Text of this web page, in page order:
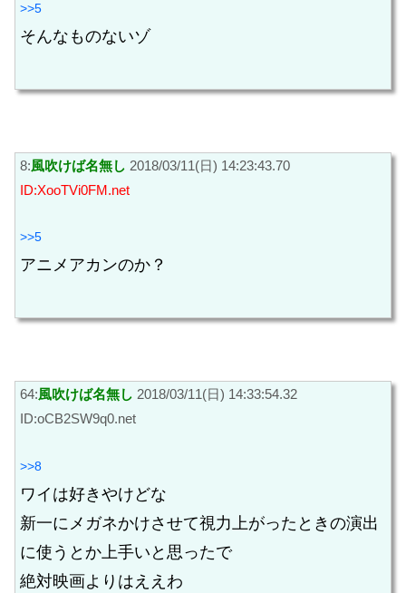
>>5
そんなものないゾ
8:風吹けば名無し 2018/03/11(日) 14:23:43.70
ID:XooTVi0FM.net
>>5
アニメアカンのか？
64:風吹けば名無し 2018/03/11(日) 14:33:54.32
ID:oCB2SW9q0.net
>>8
ワイは好きやけどな
新一にメガネかけさせて視力上がったときの演出
に使うとか上手いと思ったで
絶対映画よりはええわ